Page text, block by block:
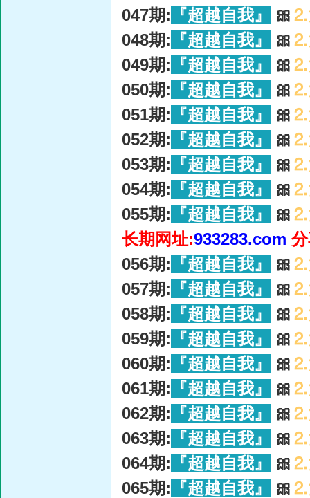
047期: 『超越自我』 🎀 ⒉
048期: 『超越自我』 🎀 ⒉
049期: 『超越自我』 🎀 ⒉
050期: 『超越自我』 🎀 ⒉
051期: 『超越自我』 🎀 ⒉
052期: 『超越自我』 🎀 ⒉
053期: 『超越自我』 🎀 ⒉
054期: 『超越自我』 🎀 ⒉
055期: 『超越自我』 🎀 ⒉
长期网址:933283.com
056期: 『超越自我』 🎀 ⒉
057期: 『超越自我』 🎀 ⒉
058期: 『超越自我』 🎀 ⒉
059期: 『超越自我』 🎀 ⒉
060期: 『超越自我』 🎀 ⒉
061期: 『超越自我』 🎀 ⒉
062期: 『超越自我』 🎀 ⒉
063期: 『超越自我』 🎀 ⒉
064期: 『超越自我』 🎀 ⒉
065期: 『超越自我』 🎀 ⒉